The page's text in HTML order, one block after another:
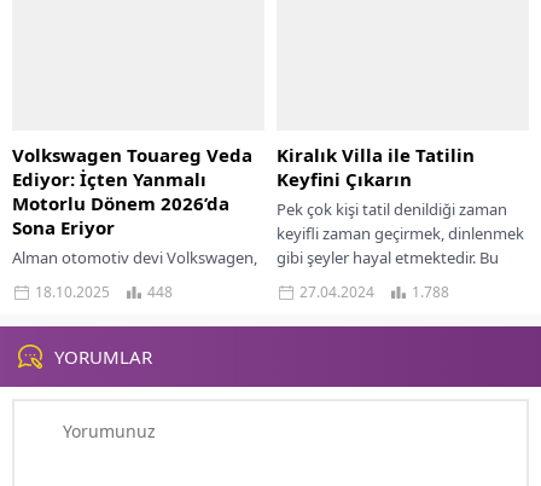
Volkswagen Touareg Veda
Ediyor: İçten Yanmalı
Motorlu Dönem 2026’da
Sona Eriyor
Alman otomotiv devi Volkswagen,
2002’den bu yana ürettiği ve dünya
genelinde büyük başarı elde eden
SUV modeli Touareg için önemli...
18.10.2025 448
Kiralık Villa ile Tatilin
Keyfini Çıkarın
Pek çok kişi tatil denildiği zaman
keyifli zaman geçirmek, dinlenmek
gibi şeyler hayal etmektedir. Bu
yüzden tatil için nereye
gideceğiniz...
27.04.2024 1.788
YORUMLAR